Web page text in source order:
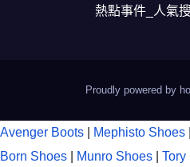
熱點事件_人氣
Proudly powered by
Avenger Boots Mephisto Shoes
Born Shoes
Munro Shoes Tory